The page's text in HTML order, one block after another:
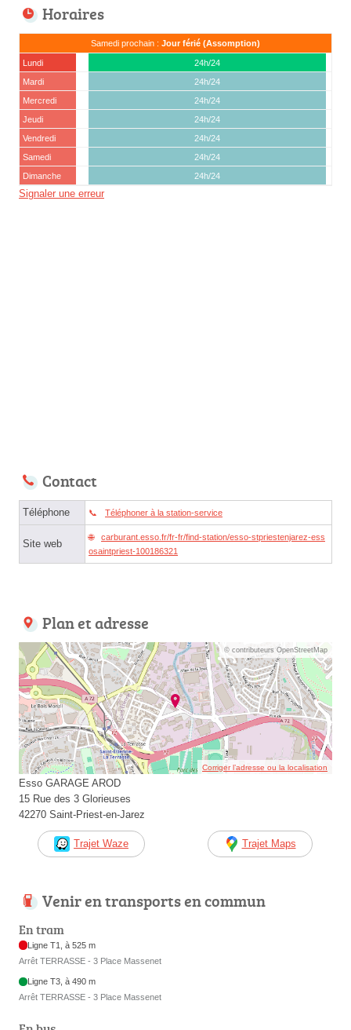
Horaires
Samedi prochain : Jour férié (Assomption)
Lundi
24h/24
Mardi
24h/24
Mercredi
24h/24
Jeudi
24h/24
Vendredi
24h/24
Samedi
24h/24
Dimanche
24h/24
Signaler une erreur
Contact
Téléphone Téléphoner à la station-service
Site web
carburant.esso.fr/fr-fr/find-station/esso-stpriestenjarez-ess
osaintpriest-100186321
Plan et adresse
© contributeurs OpenStreetMap
Corriger l’adresse ou la localisation
Esso GARAGE AROD
15 Rue des 3 Glorieuses
42270 Saint-Priest-en-Jarez
Trajet Waze Trajet Maps
Venir en transports en commun
En tram
Ligne T1, à 525 m
Arrêt TERRASSE - 3 Place Massenet
Ligne T3, à 490 m
Arrêt TERRASSE - 3 Place Massenet